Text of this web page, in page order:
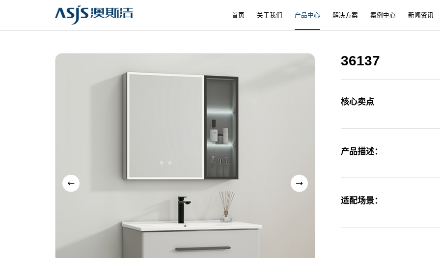
首页 关于我们 产品中心 解决方案 案例中心 新闻资讯
36137
核心卖点
产品描述：
适配场景：